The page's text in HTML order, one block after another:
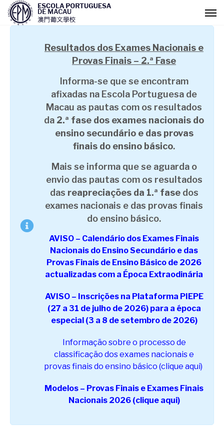
Resultados dos Exames Nacionais e
Provas Finais – 2.ª Fase
Informa-se que se encontram
afixadas na Escola Portuguesa de
Macau as pautas com os resultados
da 2.ª fase dos exames nacionais do
ensino secundário e das provas
finais do ensino básico.
Mais se informa que se aguarda o
envio das pautas com os resultados
das reapreciações da 1.ª fasedos
exames nacionais e das provas finais
do ensino básico.
AVISO – Calendário dos Exames Finais
Nacionais do Ensino Secundário e das
Provas Finais de Ensino Básico de 2026
actualizadas com a Época Extraodinária
AVISO – Inscrições na Plataforma PIEPE
(27 a 31 de julho de 2026) para a época
especial (3 a 8 de setembro de 2026)
Informação sobre o processo de
classificação dos exames nacionais e
provas finais do ensino básico (clique aqui)
Modelos – Provas Finais e Exames Finais
Nacionais 2026 (clique aqui)